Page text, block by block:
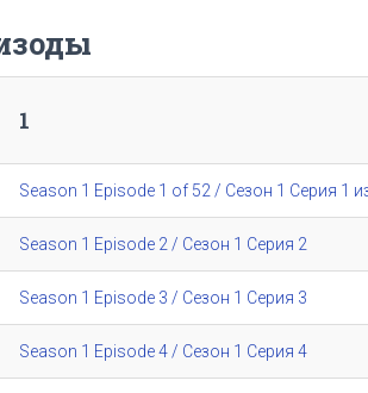
1
Season 1 Episode 1 of 52 / Сезон 1 Серия 1
Season 1 Episode 2 / Сезон 1 Серия 2
Season 1 Episode 3 / Сезон 1 Серия 3
Season 1 Episode 4 / Сезон 1 Серия 4